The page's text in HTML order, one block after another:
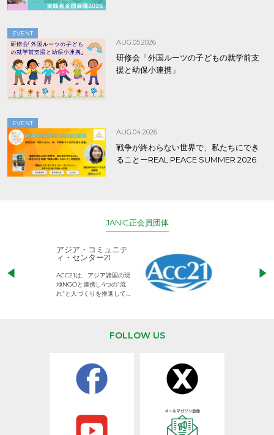
EVENT
AUG.05.2026
研修会「外国ルーツの子どもの就学前支
援と幼保小連携」
EVENT
AUG.04.2026
戦争が終わらない世界で、私たちにでき
ることーREAL PEACE SUMMER 2026
JANIC正会員団体
アジア・コミュニテ
ィ・センター21
ACC21は、アジア諸国の現
地NGOと連携し4つの“流
れ”と人づくりを推進してい
児童労働のない
権利が守られた
FOLLOW US